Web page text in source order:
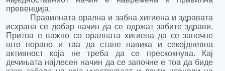
превенција.
Правилната орална и забна хигиена и здравата
исхрана се добар начин да се одржат забите здрави.
Притоа е важно со оралната хигиена да се започне
што порано и таа да стане навика и секојдневна
активност која не треба да се прескокнува. Кај
дечињата најлесен начин да се започне е тоа да биде